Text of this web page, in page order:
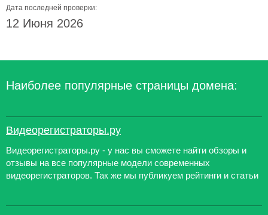
Дата последней проверки:
12 Июня 2026
Наиболее популярные страницы домена:
Видеорегистраторы.ру
Видеорегистраторы.ру - у нас вы сможете найти обзоры и
отзывы на все популярные модели современных
видеорегистраторов. Так же мы публикуем рейтинги и статьи